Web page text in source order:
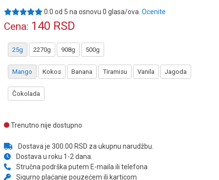
0.0 od 5 na osnovu 0 glasa/ova. Ocenite
Cena: 140 RSD
25g 2270g 908g 500g
Mango Kokos Banana Tiramisu Vanila Jagoda
Čokolada
Trenutno nije dostupno
Dostava je 300.00 RSD za ukupnu narudžbu.
Dostava u roku 1-2 dana.
Stručna podrška putem E-maila ili telefona
Sigurno plaćanje pouzećem ili karticom